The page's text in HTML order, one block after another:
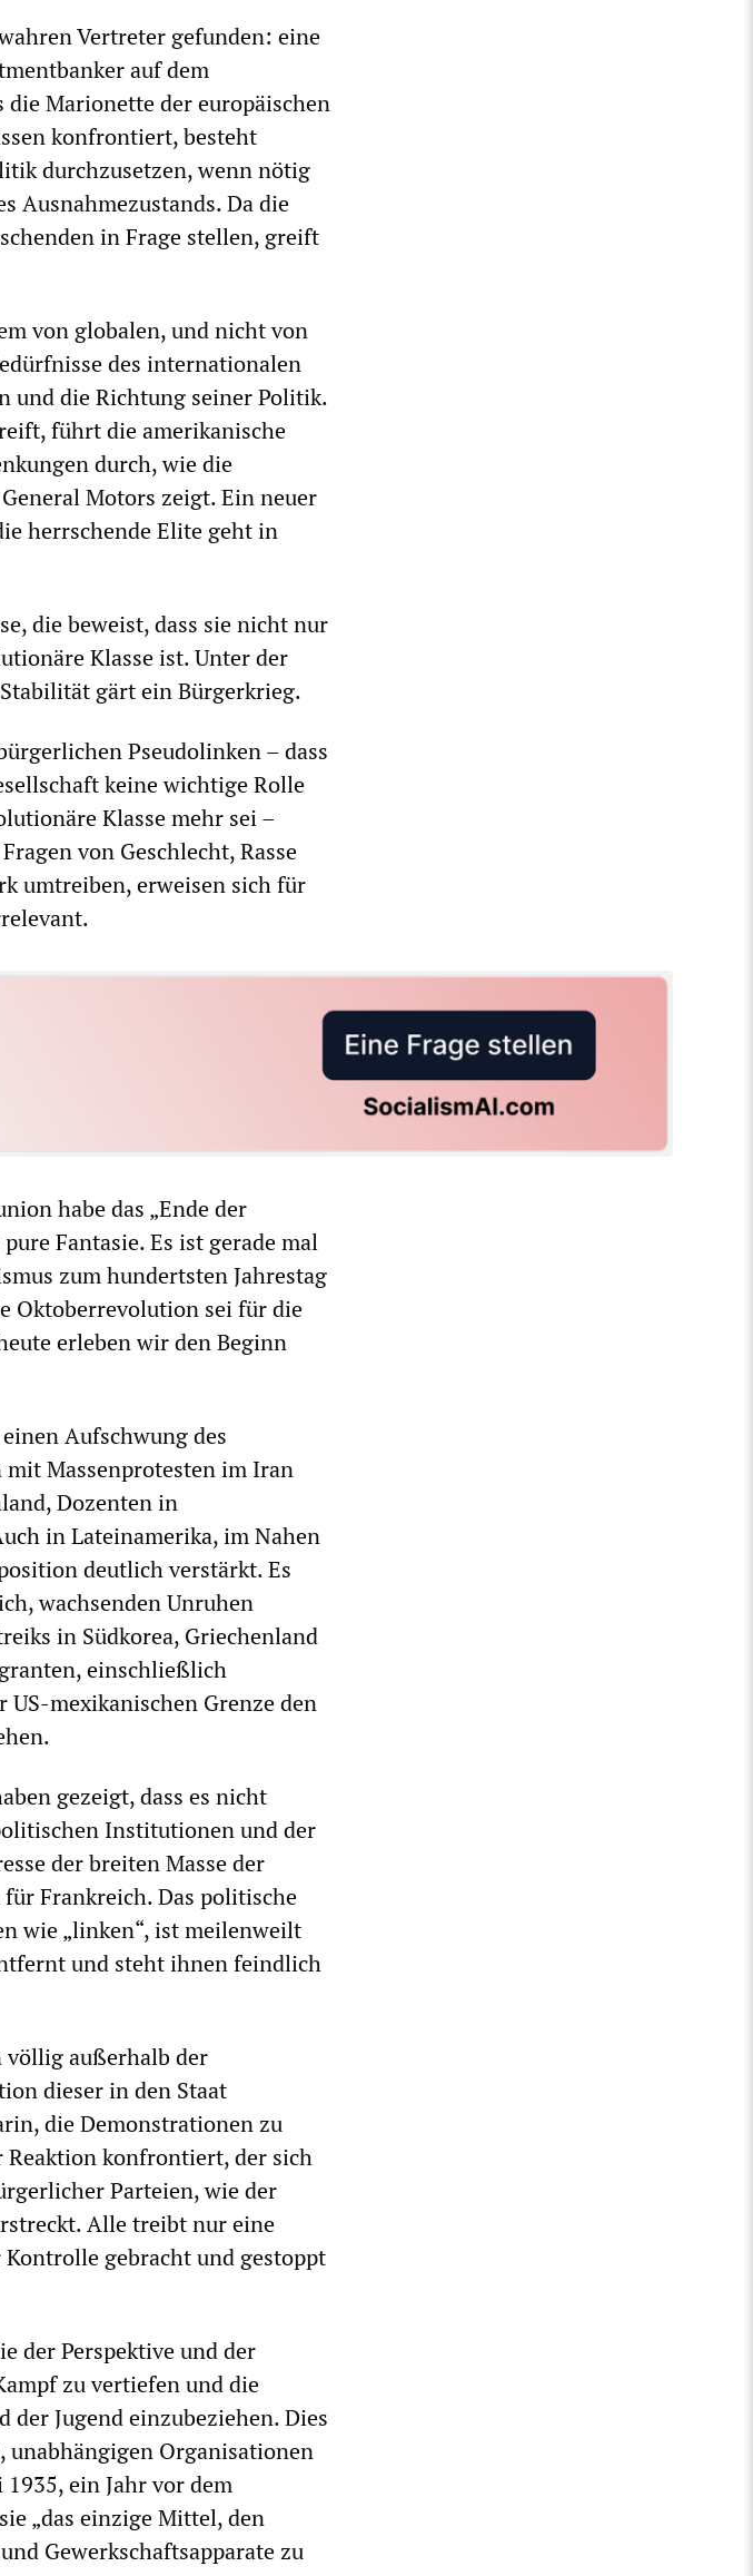
Vertreter gefunden: eine
auf dem
Marionette der europäischen
konfrontiert, besteht
durchzusetzen, wenn nötig
Ausnahmezustands. Da die
in Frage stellen, greift
von globalen, und nicht von
des internationalen
und die Richtung seiner Politik.
führt die amerikanische
durch, wie die
Motors zeigt. Ein neuer
herrschende Elite geht in
die beweist, dass sie nicht nur
Klasse ist. Unter der
gärt ein Bürgerkrieg.
Pseudolinken – dass
keine wichtige Rolle
Klasse mehr sei –
von Geschlecht, Rasse
umtreiben, erweisen sich für
habe das „Ende der
Fantasie. Es ist gerade mal
zum hundertsten Jahrestag
Oktoberrevolution sei für die
erleben wir den Beginn
Aufschwung des
mit Massenprotesten im Iran
Dozenten in
in Lateinamerika, im Nahen
deutlich verstärkt. Es
wachsenden Unruhen
in Südkorea, Griechenland
einschließlich
mexikanischen Grenze den
gezeigt, dass es nicht
Institutionen und der
der breiten Masse der
Frankreich. Das politische
wie „linken“, ist meilenweilt
und steht ihnen feindlich
völlig außerhalb der
dieser in den Staat
die Demonstrationen zu
Reaktion konfrontiert, der sich
Parteien, wie der
Alle treibt nur eine
gebracht und gestoppt
der Perspektive und der
zu vertiefen und die
Jugend einzubeziehen. Dies
Organisationen
ein Jahr vor dem
„das einzige Mittel, den
Gewerkschaftsapparate zu